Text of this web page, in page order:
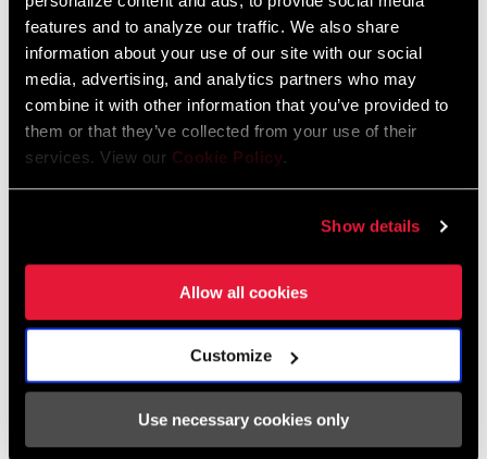
features and to analyze our traffic. We also share
information about your use of our site with our social
media, advertising, and analytics partners who may
combine it with other information that you’ve provided to
them or that they’ve collected from your use of their
services. View our Cookie Policy.
Show details
Allow all cookies
Customize
Use necessary cookies only
Videos
Alle verfügbaren Sprachen anzeigen